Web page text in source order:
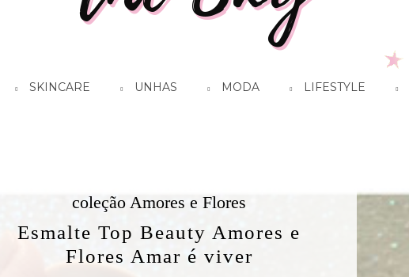
SKINCARE UNHAS MODA LIFESTYLE
coleção Amores e Flores
Esmalte Top Beauty Amores e
Flores Amar é viver